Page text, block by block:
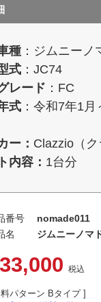
種 ：ジムニー
式 ：JC74
レード ：FC
式 ：令和7年1月
ー： Clazzio（
内容： 1台分
番号
nomade011
名
ジムニーノマ
33,000 税込
パターン Bタイプ